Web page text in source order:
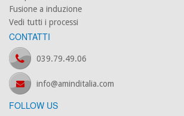
Fusione a induzione
Vedi tutti i processi
CONTATTI
039.79.49.06
info@aminditalia.com
FOLLOW US